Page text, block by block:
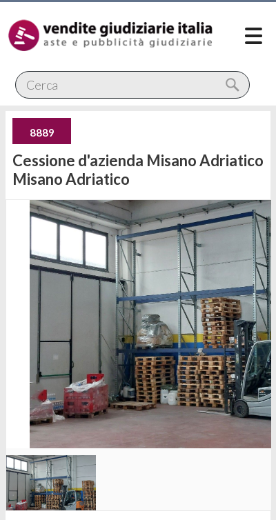
8889
Cessione d'azienda Misano Adriatico
Misano Adriatico